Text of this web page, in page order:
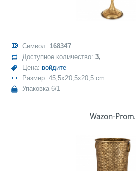
Символ: 168347
Доступное количество:3,
Цена: войдите
Размер: 45,5x20,5x20,5 cm
Упаковка 6/1
Wazon-Prom.